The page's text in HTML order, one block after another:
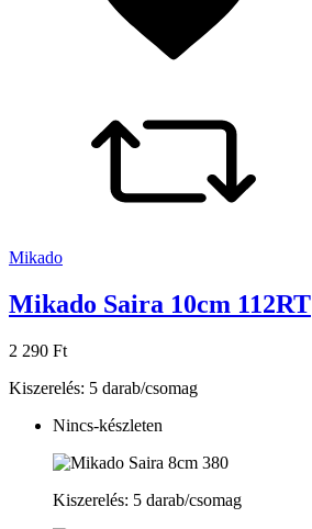
Mikado
Mikado Saira 10cm 112RT
2 290 Ft
Kiszerelés: 5 darab/csomag
Nincs-készleten
Kiszerelés: 5 darab/csomag